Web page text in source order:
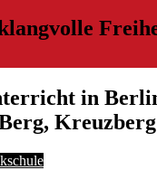
in
Kreuzberg